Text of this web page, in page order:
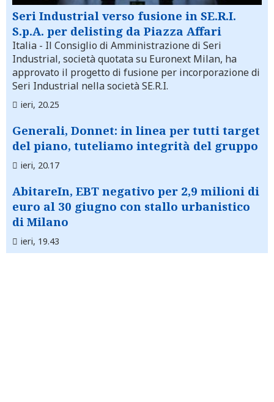
Seri Industrial verso fusione in SE.R.I.
S.p.A. per delisting da Piazza Affari
Italia - Il Consiglio di Amministrazione di Seri
Industrial, società quotata su Euronext Milan, ha
approvato il progetto di fusione per incorporazione di
Seri Industrial nella società SE.R.I.
ieri, 20.25
Generali, Donnet: in linea per tutti target
del piano, tuteliamo integrità del gruppo
ieri, 20.17
AbitareIn, EBT negativo per 2,9 milioni di
euro al 30 giugno con stallo urbanistico
di Milano
ieri, 19.43